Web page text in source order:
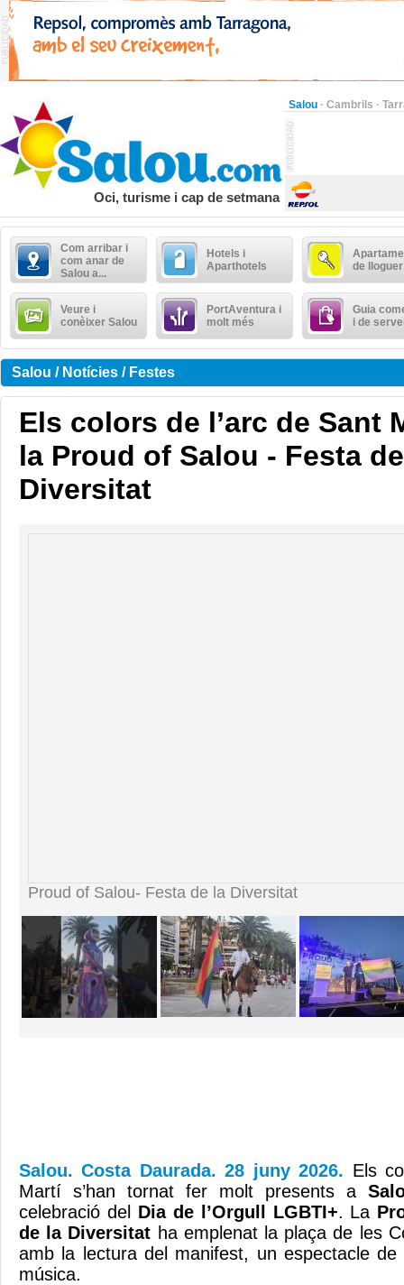
Salou · Cambrils ·
Oci, turisme i cap de setmana
Com arribar i
com anar de
Salou a...
Hotels i
Aparthotels
de lloguer
Veure i
conèixer Salou
PortAventura i
molt més
Guia
i de
Salou / Notícies / Festes
Els colors de l’arc de Sant
la Proud of Salou - Festa
Diversitat
Proud of Salou- Festa de la Diversitat
Salou. Costa Daurada. 28 juny 2026. Els
Martí s’han tornat fer molt presents a
celebració del Dia de l’Orgull LGBTI+. La
de la Diversitat ha emplenat la plaça de les
amb la lectura del manifest, un espectacle de
música.